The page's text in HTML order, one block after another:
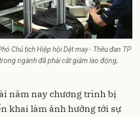
Chủ tịch Hiệp hội Dệt may - Thêu đan TP
ngành đã phải cắt giảm lao động,
năm nay chương trình bị
khai làm ảnh hưởng tới sự